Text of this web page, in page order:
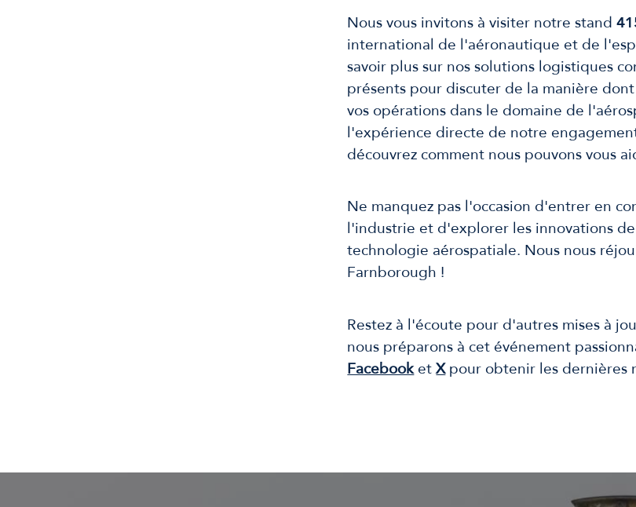
Nous vous invitons à visiter notre stand
international de l'aéronautique et de
savoir plus sur nos solutions logistiques
présents pour discuter de la manière
vos opérations dans le domaine de
l'expérience directe de notre
découvrez comment nous pouvons vous
Ne manquez pas l'occasion d'entrer en
l'industrie et d'explorer les innovations
technologie aérospatiale. Nous nous
Farnborough !
Restez à l'écoute pour d'autres mises à
nous préparons à cet événement
FacebooketXpour obtenir les dernières